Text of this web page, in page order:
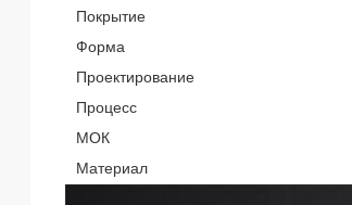
Покрытие
Форма
Проектирование
Процесс
МОК
Материал